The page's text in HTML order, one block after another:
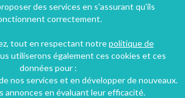
des services en s'assurant qu'ils
correctement.
tout en respectant notrepolitique de
utiliserons également ces cookies et ces
données pour :
nos services et en développer de nouveaux.
annonces en évaluant leur efficacité.